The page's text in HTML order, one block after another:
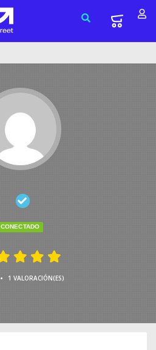
CONECTADO
• 1 VALORACIÓN(ES)